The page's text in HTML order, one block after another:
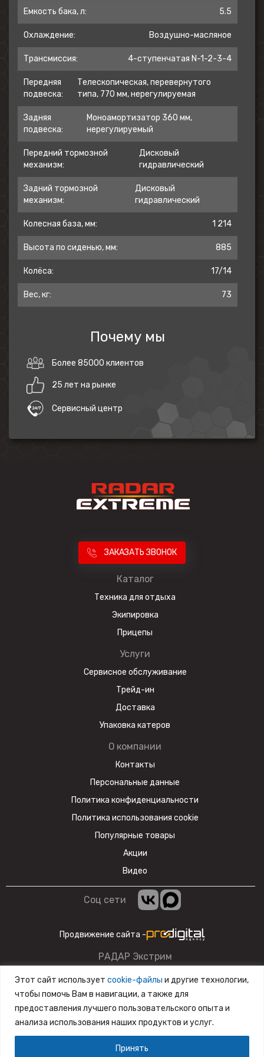
Для тех, кто планирует со временем переходить на
более мощную технику, KAYO TT140 станет лучшей
тренировочной платформой. Он «прощает» ошибки
новичков, но при этом обладает достаточным
потенциалом, чтобы не ограничивать райдера в росте
мастерства.
В нашем интернет-магазине вы можете купить
подготовкой. Мы гарантируем подлинность техники и
предоставляем профессиональную консультацию по
Емкость бака, л: 5.5
Охлаждение: Воздушно-масляное
Трансмиссия: 4-ступенчатая N-1-2-3-4
Передняя
подвеска:
Телескопическая, перевернутого
типа, 770 мм, нерегулируемая
Задняя
подвеска:
Моноамортизатор 360 мм,
нерегулируемый
Передний тормозной
механизм:
Дисковый
гидравлический
Задний тормозной
механизм:
Дисковый
гидравлический
Колесная база, мм: 1 214
Высота по сиденью, мм: 885
Колёса: 17/14
Вес, кг: 73
Почему мы
Более 85000 клиентов
25 лет на рынке
Сервисный центр
ЗАКАЗАТЬ ЗВОНОК
Каталог
Техника для отдыха
Экипировка
Прицепы
Услуги
Сервисное обслуживание
Трейд-ин
Доставка
Упаковка катеров
О компании
Контакты
Персональные данные
Политика конфиденциальности
Политика использования cookie
Популярные товары
Акции
Видео
Соц сети
Продвижение сайта -
РАДАР Экстрим
Данный сайт несет информационный характер и ни при
каких условиях материалы и цены, размещенные на сайте,
не являются публичной офертой.
Разработка сайтаSiteZone
Этот сайт использует cookie-файлы и другие технологии,
чтобы помочь Вам в навигации, а также для
предоставления лучшего пользовательского опыта и
анализа использования наших продуктов и услуг.
Принять